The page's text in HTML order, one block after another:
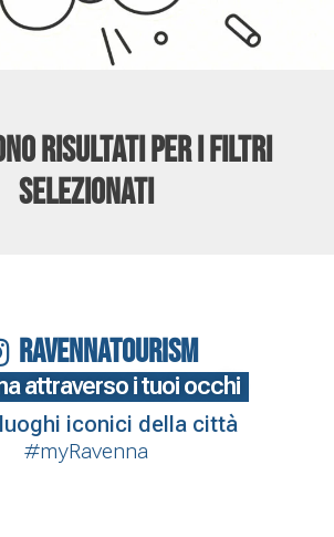
risultati per i filtri
selezionati
RAVENNATOURISM
attraverso i tuoi occhi
iconici della città
#myRavenna